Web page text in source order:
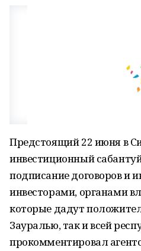
Предстоящий 22 июня в
инвестиционный
подписание договоров и
инвесторами, органами
которые дадут
Зауралью, так и всей
прокомментировал